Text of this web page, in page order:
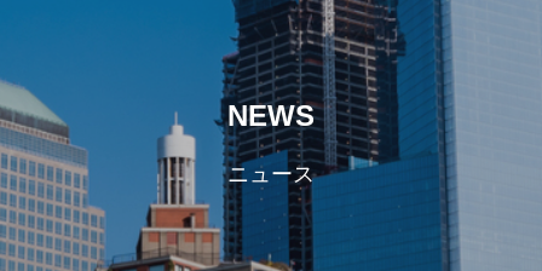
NEWS
ニュース